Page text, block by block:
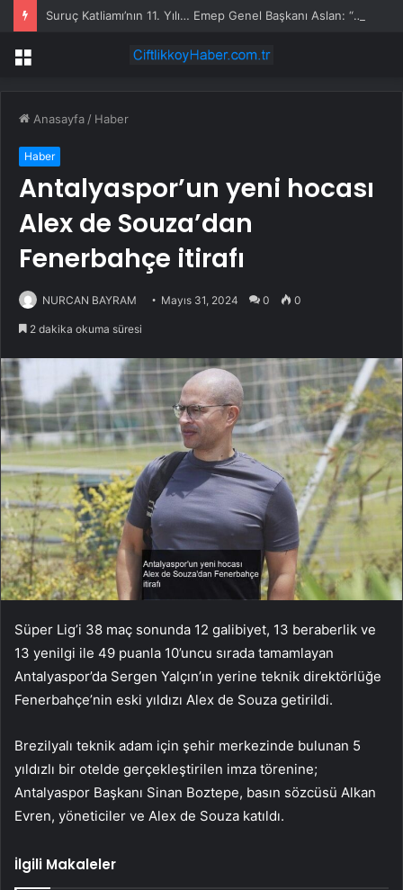
Suruç Katliamı’nın 11. Yılı… Emep Genel Başkanı Aslan: “Gerçek Adalet Sağlanana Kadar Mücadelemizi Sürdüreceğiz”
Menü
Anasayfa / Haber
Haber
Antalyaspor’un yeni hocası
Alex de Souza’dan
Fenerbahçe itirafı
NURCAN BAYRAM Mayıs 31, 2024 0 0
2 dakika okuma süresi
Süper Lig’i 38 maç sonunda 12 galibiyet, 13 beraberlik ve
13 yenilgi ile 49 puanla 10’uncu sırada tamamlayan
Antalyaspor’da Sergen Yalçın’ın yerine teknik direktörlüğe
Fenerbahçe’nin eski yıldızı Alex de Souza getirildi.
Brezilyalı teknik adam için şehir merkezinde bulunan 5
yıldızlı bir otelde gerçekleştirilen imza törenine;
Antalyaspor Başkanı Sinan Boztepe, basın sözcüsü Alkan
Evren, yöneticiler ve Alex de Souza katıldı.
İlgili Makaleler